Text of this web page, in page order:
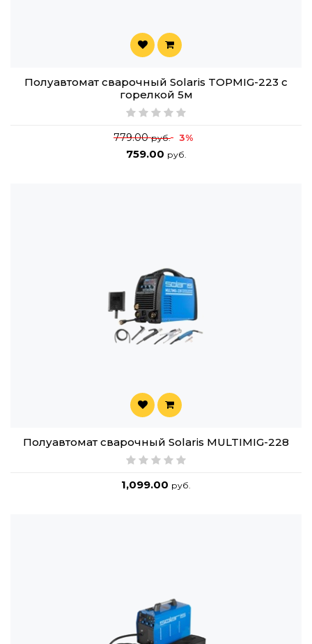
Полуавтомат сварочный Solaris TOPMIG-223 с
горелкой 5м
779.00руб. 3%
759.00 руб.
Полуавтомат сварочный Solaris MULTIMIG-228
1,099.00 руб.